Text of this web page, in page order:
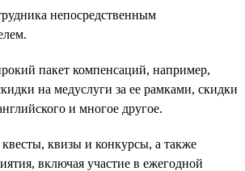
непосредственным
пакет компенсаций, например,
на медуслуги за ее рамками, скидки
и многое другое.
квесты, квизы и конкурсы, а также
включая участие в ежегодной